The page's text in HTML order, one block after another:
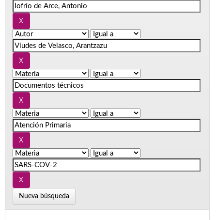
Nueva búsqueda